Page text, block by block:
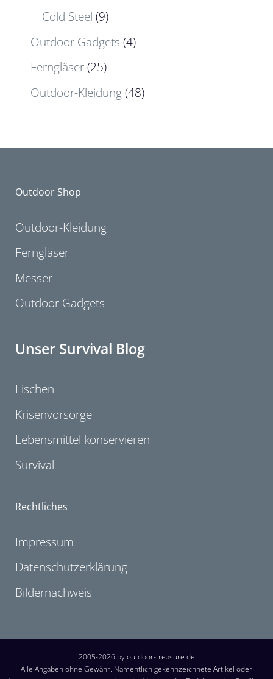
Cold Steel (9)
Outdoor Gadgets (4)
Ferngläser(25)
Outdoor-Kleidung(48)
Outdoor Shop
Outdoor-Kleidung
Ferngläser
Messer
Outdoor Gadgets
Unser Survival Blog
Fischen
Krisenvorsorge
Lebensmittel konservieren
Survival
Rechtliches
Impressum
Datenschutzerklärung
Bildernachweis
2005-2026 by outdoor-treasure.de
Alle Angaben ohne Gewähr. Namentlich gekennzeichnete Artikel oder